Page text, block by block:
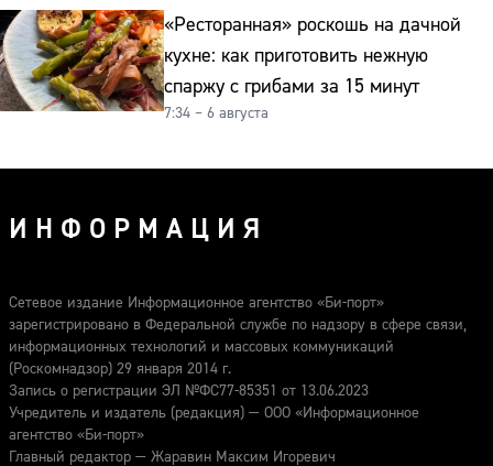
«Ресторанная» роскошь на дачной
кухне: как приготовить нежную
спаржу с грибами за 15 минут
7:34 – 6 августа
ИНФОРМАЦИЯ
Сетевое издание Информационное агентство «Би-порт»
зарегистрировано в Федеральной службе по надзору в сфере связи,
информационных технологий и массовых коммуникаций
(Роскомнадзор) 29 января 2014 г.
Запись о регистрации ЭЛ №ФС77-85351 от 13.06.2023
Учредитель и издатель (редакция) — ООО «Информационное
агентство «Би-порт»
Главный редактор — Жаравин Максим Игоревич